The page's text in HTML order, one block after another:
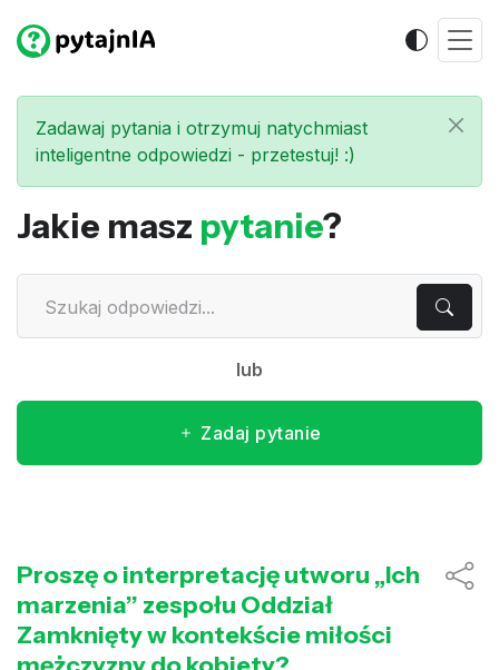
Zadawaj pytania i otrzymuj natychmiast
inteligentne odpowiedzi - przetestuj! :)
Jakie masz pytanie?
lub
Zadaj pytanie
Proszę o interpretację utworu „Ich
marzenia” zespołu Oddział
Zamknięty w kontekście miłości